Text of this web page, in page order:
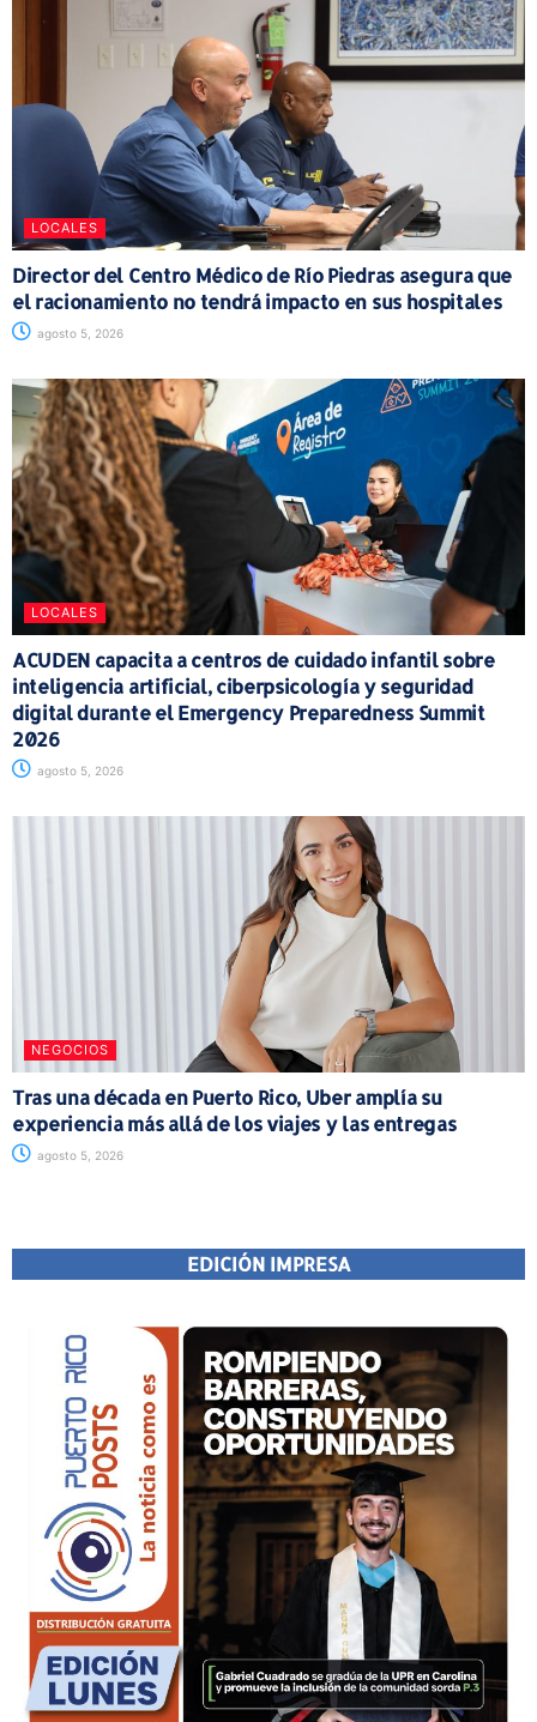
LOCALES
Director del Centro Médico de Río Piedras asegura que
el racionamiento no tendrá impacto en sus hospitales
agosto 5, 2026
LOCALES
ACUDEN capacita a centros de cuidado infantil sobre
inteligencia artificial, ciberpsicología y seguridad
digital durante el Emergency Preparedness Summit
2026
agosto 5, 2026
NEGOCIOS
Tras una década en Puerto Rico, Uber amplía su
experiencia más allá de los viajes y las entregas
agosto 5, 2026
EDICIÓN IMPRESA